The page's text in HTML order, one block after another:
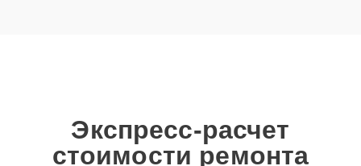
Экспресс-расчет
стоимости ремонта